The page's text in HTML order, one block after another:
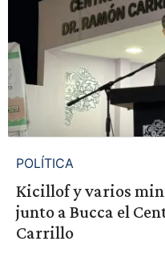
POLÍTICA
Kicillof y varios
junto a Bucca el
Carrillo